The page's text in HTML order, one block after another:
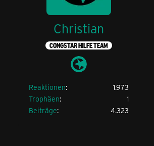
Christian
CONGSTAR HILFE TEAM
Reaktionen
1.973
Trophäen
1
Beiträge
4.323